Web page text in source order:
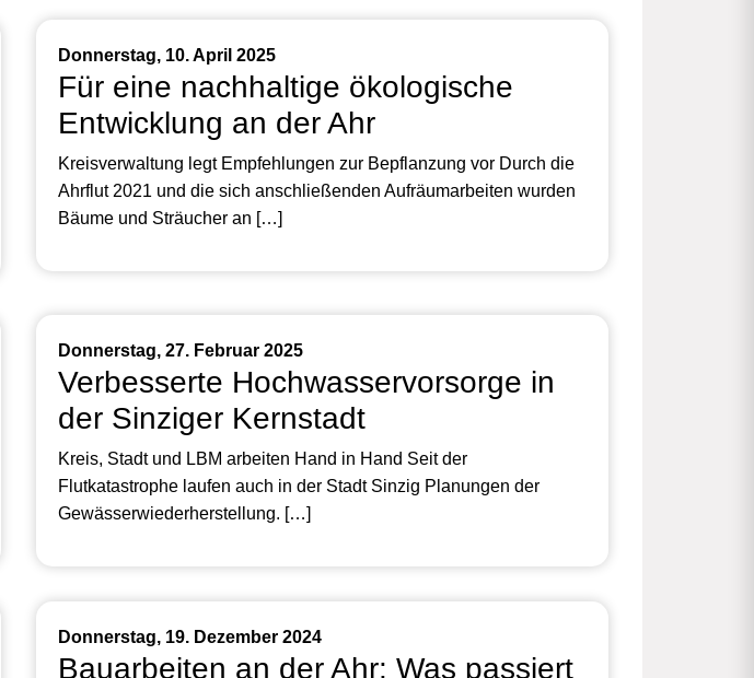
Donnerstag, 10. April 2025
Für eine nachhaltige ökologische
Entwicklung an der Ahr
Kreisverwaltung legt Empfehlungen zur Bepflanzung vor Durch die
Ahrflut 2021 und die sich anschließenden Aufräumarbeiten wurden
Bäume und Sträucher an […]
Donnerstag, 27. Februar 2025
Verbesserte Hochwasservorsorge in
der Sinziger Kernstadt
Kreis, Stadt und LBM arbeiten Hand in Hand Seit der
Flutkatastrophe laufen auch in der Stadt Sinzig Planungen der
Gewässerwiederherstellung. […]
Donnerstag, 19. Dezember 2024
Bauarbeiten an der Ahr: Was passiert